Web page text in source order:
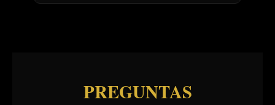
PREGUNTAS